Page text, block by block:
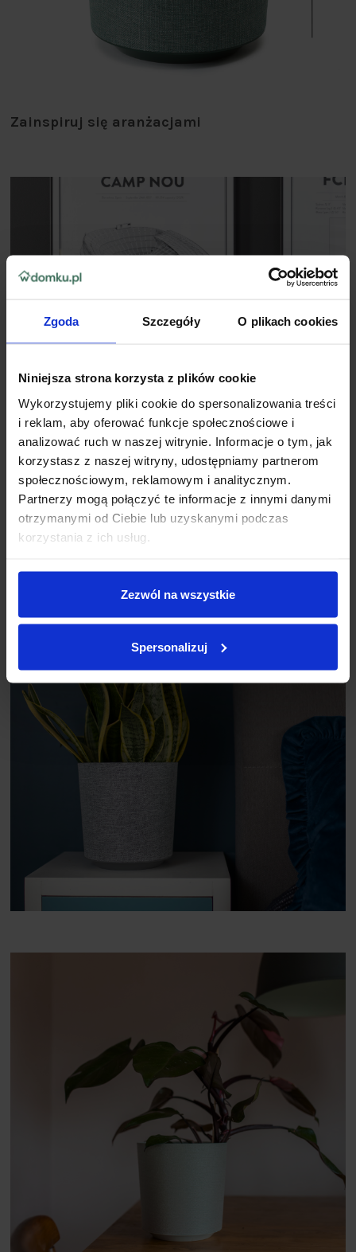
Zgoda Szczegóły O plikach cookies
Niniejsza strona korzysta z plików cookie
Wykorzystujemy pliki cookie do spersonalizowania treści
i reklam, aby oferować funkcje społecznościowe i
analizować ruch w naszej witrynie. Informacje o tym, jak
korzystasz z naszej witryny, udostępniamy partnerom
społecznościowym, reklamowym i analitycznym.
Partnerzy mogą połączyć te informacje z innymi danymi
otrzymanymi od Ciebie lub uzyskanymi podczas
korzystania z ich usług.
Zezwól na wszystkie
Spersonalizuj
Zainspiruj się aranżacjami